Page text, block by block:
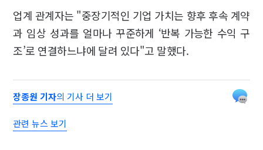
업계 관계자는 "중장기적인 기업 가치는 향후 후속 계약
과 임상 성과를 얼마나 꾸준하게 ‘반복 가능한 수익 구
조’로 연결하느냐에 달려 있다"고 말했다.
장종원 기자의 기사 더 보기
관련 뉴스 보기